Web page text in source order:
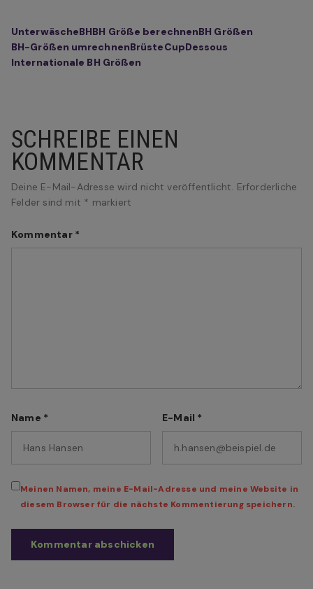
UnterwäscheBHBH Größe berechnenBH Größen
BH-Größen umrechnenBrüsteCupDessous
Internationale BH Größen
SCHREIBE EINEN
KOMMENTAR
Deine E-Mail-Adresse wird nicht veröffentlicht. Erforderliche
Felder sind mit * markiert
Kommentar *
Name * E-Mail *
Meinen Namen, meine E-Mail-Adresse und meine Website in
diesem Browser für die nächste Kommentierung speichern.